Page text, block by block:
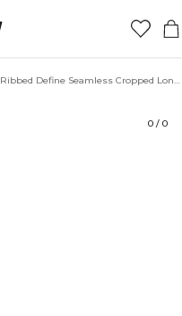
Ribbed Define Seamless Cropped Long Sleeve Black
0 / 0